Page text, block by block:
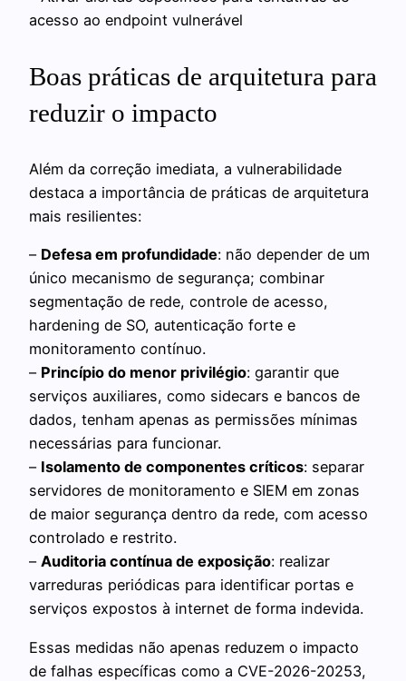
acesso ao endpoint vulnerável
Boas práticas de arquitetura para
reduzir o impacto
Além da correção imediata, a vulnerabilidade
destaca a importância de práticas de arquitetura
mais resilientes:
– Defesa em profundidade: não depender de um
único mecanismo de segurança; combinar
segmentação de rede, controle de acesso,
hardening de SO, autenticação forte e
monitoramento contínuo.
– Princípio do menor privilégio: garantir que
serviços auxiliares, como sidecars e bancos de
dados, tenham apenas as permissões mínimas
necessárias para funcionar.
– Isolamento de componentes críticos: separar
servidores de monitoramento e SIEM em zonas
de maior segurança dentro da rede, com acesso
controlado e restrito.
– Auditoria contínua de exposição: realizar
varreduras periódicas para identificar portas e
serviços expostos à internet de forma indevida.
Essas medidas não apenas reduzem o impacto
de falhas específicas como a CVE-2026-20253,